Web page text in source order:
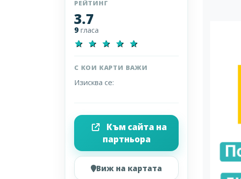
РЕЙТИНГ
3.7
9 гласа
star star star star star
С КОИ КАРТИ ВАЖИ
Изисква се:
Към сайта на
партньора
Виж на картата